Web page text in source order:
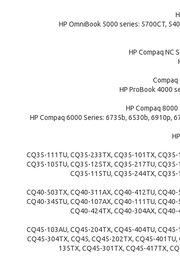
HP OmniBook 5000 series: 5700CT,
HP Compaq NC
Compaq
HP ProBook 4000
HP Compaq
HP Compaq 6000 Series: 6735b, 6530b, 6910p,
CQ35-111TU, CQ35-233TX, CQ35-101TX,
CQ35-105TU, CQ35-125TX, CQ35-217TU,
CQ35-115TU, CQ35-244TX,
CQ40-503TX, CQ40-311AX, CQ40-412TU,
CQ40-345TU, CQ40-107AX, CQ40-111TU,
CQ40-424TX, CQ40-304AX,
CQ45-103AU, CQ45-204TX, CQ45-404TU,
CQ45-304TX, CQ45, CQ45-202TX, CQ45-
135TX, CQ45-301TX, CQ45-417TX,